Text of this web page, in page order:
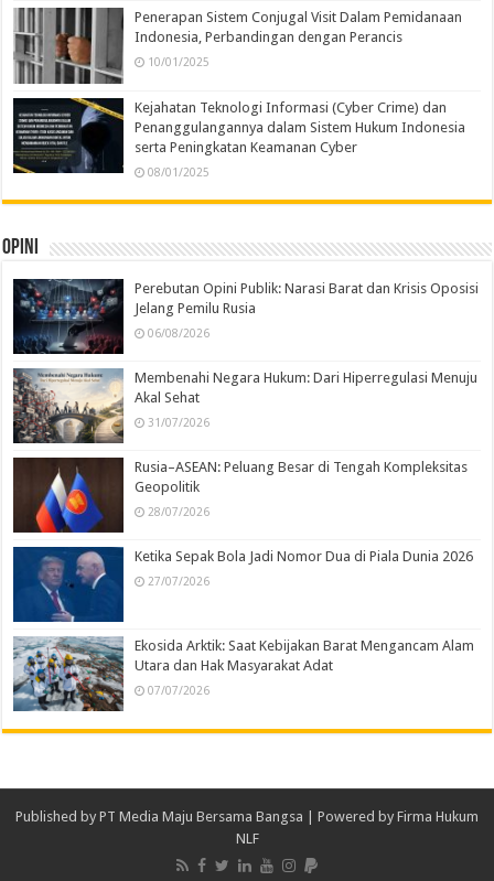
Penerapan Sistem Conjugal Visit Dalam Pemidanaan
Indonesia, Perbandingan dengan Perancis
10/01/2025
Kejahatan Teknologi Informasi (Cyber Crime) dan
Penanggulangannya dalam Sistem Hukum Indonesia
serta Peningkatan Keamanan Cyber
08/01/2025
Opini
Perebutan Opini Publik: Narasi Barat dan Krisis Oposisi
Jelang Pemilu Rusia
06/08/2026
Membenahi Negara Hukum: Dari Hiperregulasi Menuju
Akal Sehat
31/07/2026
Rusia–ASEAN: Peluang Besar di Tengah Kompleksitas
Geopolitik
28/07/2026
Ketika Sepak Bola Jadi Nomor Dua di Piala Dunia 2026
27/07/2026
Ekosida Arktik: Saat Kebijakan Barat Mengancam Alam
Utara dan Hak Masyarakat Adat
07/07/2026
Published by PT Media Maju Bersama Bangsa | Powered by Firma Hukum
NLF